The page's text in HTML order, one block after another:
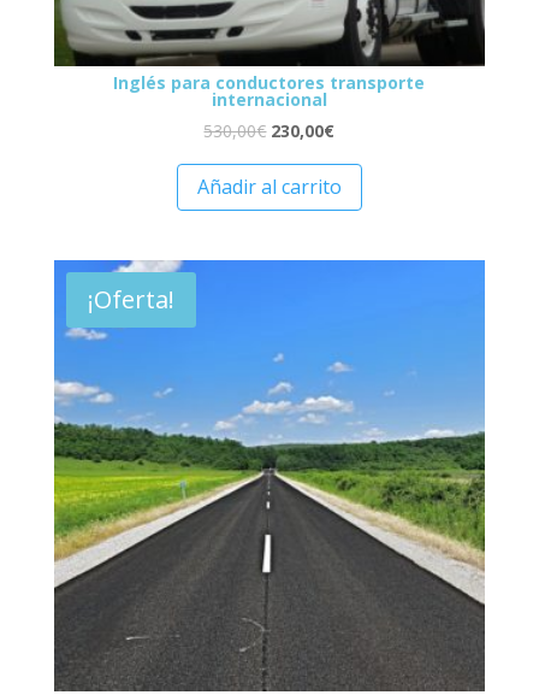
Inglés para conductores transporte
internacional
530,00€ 230,00€
Añadir al carrito
¡Oferta!